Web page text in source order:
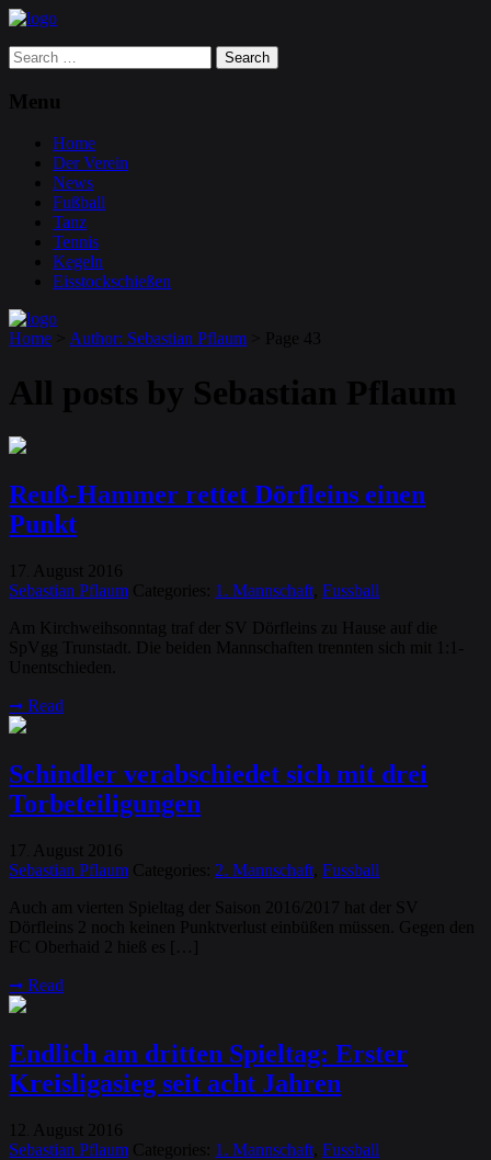
Search
for:
Menu
Home
Der Verein
News
Fußball
Tanz
Tennis
Kegeln
Eisstockschießen
Home Author: Sebastian Pflaum Page 43
All posts by Sebastian Pflaum
Reuß-Hammer rettet Dörfleins einen
Punkt
17 August
2016
Sebastian Pflaum Categories: 1. Mannschaft Fussball
Am Kirchweihsonntag traf der SV Dörfleins zu Hause auf die
SpVgg Trunstadt. Die beiden Mannschaften trennten sich mit 1:1-
Unentschieden.
➞ Read
Schindler verabschiedet sich mit drei
Torbeteiligungen
17 August
2016
Sebastian Pflaum Categories: 2. Mannschaft Fussball
Auch am vierten Spieltag der Saison 2016/2017 hat der SV
Dörfleins 2 noch keinen Punktverlust einbüßen müssen. Gegen den
FC Oberhaid 2 hieß es […]
➞ Read
Endlich am dritten Spieltag: Erster
Kreisligasieg seit acht Jahren
August
2016
Sebastian Pflaum Categories: 1. Mannschaft Fussball